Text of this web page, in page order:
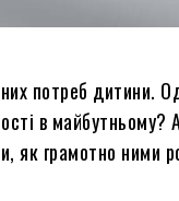
потреб дитини.
в майбутньому?
як грамотно ними